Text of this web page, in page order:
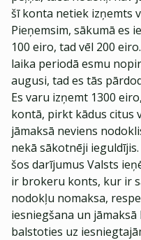
šī konta netiek izņemts
Pieņemsim, sākumā es
100 eiro, tad vēl 200
laika periodā esmu
augusi, tad es tās
Es varu izņemt 1300
kontā, pirkt kādus citus
jāmaksā neviens
nekā sākotnēji
šos darījumus Valsts
ir brokeru konts, kur ir
nodokļu nomaksa,
iesniegšana un
balstoties uz